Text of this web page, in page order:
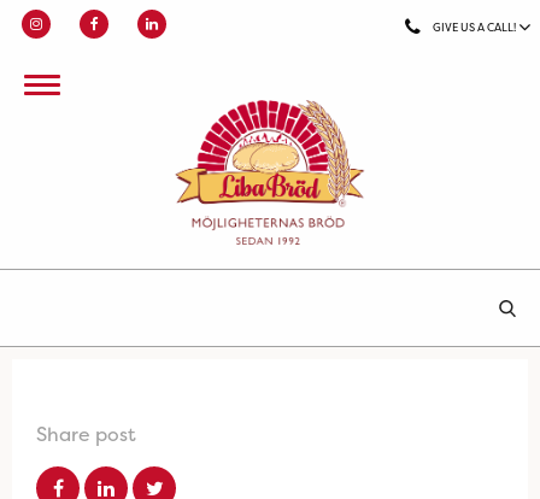
GIVE US A CALL!
Share post